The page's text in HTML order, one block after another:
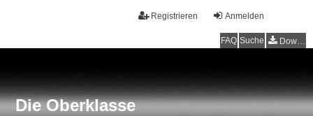
Anmelden
Registrieren
FAQ Suche Downloads
Die Oberklasse